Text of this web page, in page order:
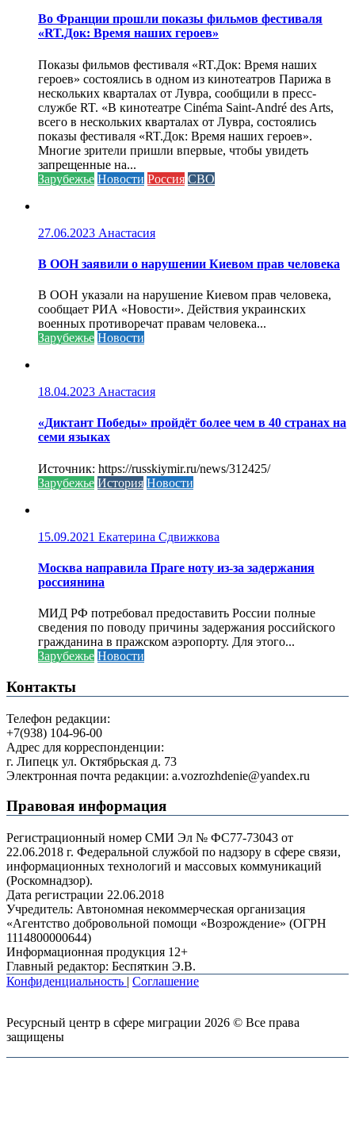
Во Франции прошли показы фильмов фестиваля
«RT.Док: Время наших героев»
Показы фильмов фестиваля «RT.Док: Время наших
героев» состоялись в одном из кинотеатров Парижа в
нескольких кварталах от Лувра, сообщили в пресс-
службе RT. «В кинотеатре Cinéma Saint-André des Arts,
всего в нескольких кварталах от Лувра, состоялись
показы фестиваля «RT.Док: Время наших героев».
Многие зрители пришли впервые, чтобы увидеть
запрещенные на...
Зарубежье Новости Россия СВО
27.06.2023 Анастасия
В ООН заявили о нарушении Киевом прав человека
В ООН указали на нарушение Киевом прав человека,
сообщает РИА «Новости». Действия украинских
военных противоречат правам человека...
Зарубежье Новости
18.04.2023 Анастасия
«Диктант Победы» пройдёт более чем в 40 странах на
семи языках
Источник: https://russkiymir.ru/news/312425/
Зарубежье История Новости
15.09.2021 Екатерина Сдвижкова
Москва направила Праге ноту из-за задержания
россиянина
МИД РФ потребовал предоставить России полные
сведения по поводу причины задержания российского
гражданина в пражском аэропорту. Для этого...
Зарубежье Новости
Контакты
Телефон редакции:
+7(938) 104-96-00
Адрес для корреспонденции:
г. Липецк ул. Октябрьская д. 73
Электронная почта редакции: a.vozrozhdenie@yandex.ru
Правовая информация
Регистрационный номер СМИ Эл № ФС77-73043 от
22.06.2018 г. Федеральной службой по надзору в сфере связи,
информационных технологий и массовых коммуникаций
(Роскомнадзор).
Дата регистрации 22.06.2018
Учредитель: Автономная некоммерческая организация
«Агентство добровольной помощи «Возрождение» (ОГРН
1114800000644)
Информационная продукция 12+
Главный редактор: Беспяткин Э.В.
Конфиденциальность | Соглашение
Ресурсный центр в сфере миграции 2026 © Все права
защищены